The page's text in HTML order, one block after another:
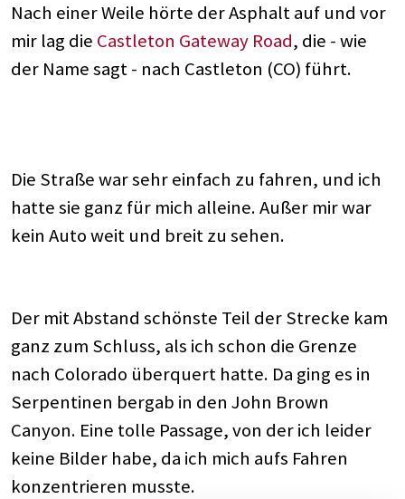
Nach einer Weile hörte der Asphalt auf und vor
mir lag die Castleton Gateway Road, die - wie
der Name sagt - nach Castleton (CO) führt.
Die Straße war sehr einfach zu fahren, und ich
hatte sie ganz für mich alleine. Außer mir war
kein Auto weit und breit zu sehen.
Der mit Abstand schönste Teil der Strecke kam
ganz zum Schluss, als ich schon die Grenze
nach Colorado überquert hatte. Da ging es in
Serpentinen bergab in den John Brown
Canyon. Eine tolle Passage, von der ich leider
keine Bilder habe, da ich mich aufs Fahren
konzentrieren musste.